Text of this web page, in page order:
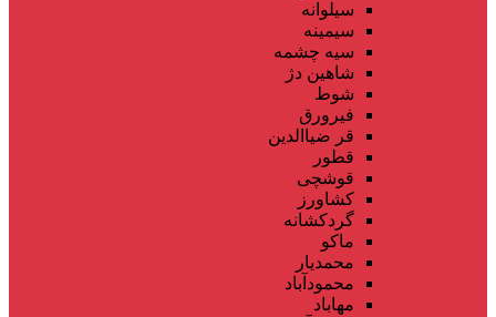
سیلوانه
سیمینه
سیه چشمه
شاهین دژ
شوط
فیرورق
قر ضیاالدین
قطور
قوشچی
کشاورز
گردکشانه
ماکو
محمدیار
محمودآباد
مهاباد